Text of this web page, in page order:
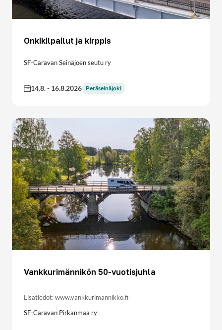
Onkikilpailut ja kirppis
SF-Caravan Seinäjoen seutu ry
14.8.- 16.8.2026 Peräseinäjoki
Vankkurimännikön 50-vuotisjuhla
Lisätiedot: www.vankkurimannikko.fi
SF-Caravan Pirkanmaa ry